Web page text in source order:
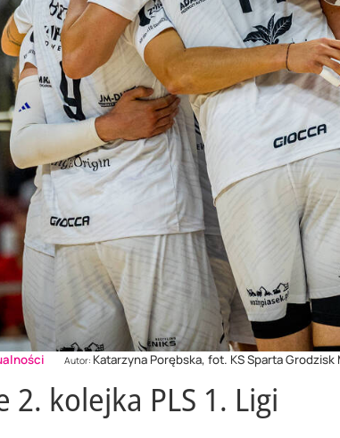
Autor: Katarzyna Porębska, fot. KS Sparta Grodzisk
2. kolejka PLS 1. Ligi